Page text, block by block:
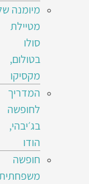
מיומנה
מטיילת
סולו
בטולום,
מקסיקו
המדריך
לחופשה
בג׳יבהי,
הודו
חופשה